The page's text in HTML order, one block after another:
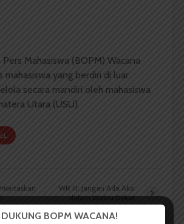
Mahasiswa (BOPM) Wacana
mahasiswa yang berdiri di luar
secara mandiri oleh mahasiswa
Utara (USU).
WR III: Jangan Ada Aksi
dalam Waktu Dekat
BOPM WACANA!